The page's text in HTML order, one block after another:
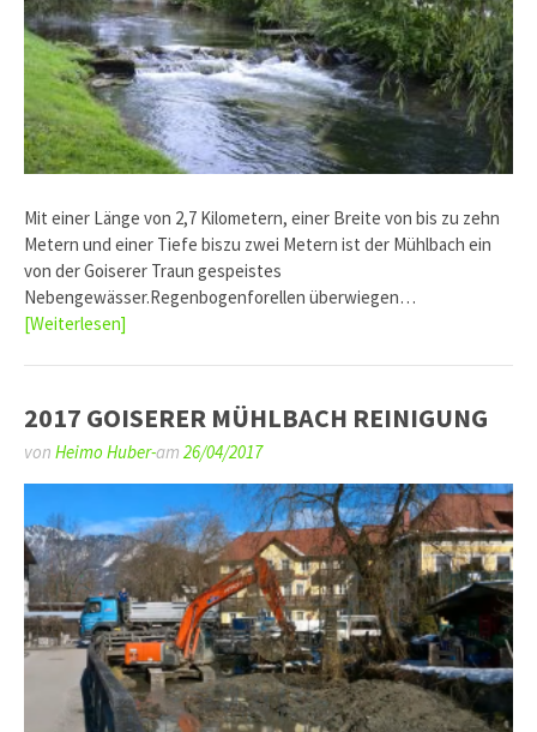
Mit einer Länge von 2,7 Kilometern, einer Breite von bis zu zehn
Metern und einer Tiefe biszu zwei Metern ist der Mühlbach ein
von der Goiserer Traun gespeistes
Nebengewässer.Regenbogenforellen überwiegen…
[Weiterlesen]
2017 GOISERER MÜHLBACH REINIGUNG
von Heimo Huber-am 26/04/2017